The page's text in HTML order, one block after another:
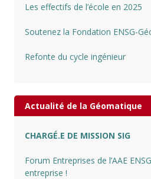
Les effectifs de l’école en 2025
Soutenez la Fondation ENSG-
Refonte du cycle ingénieur
Actualité de la Géomatique
CHARGÉ.E DE MISSION SIG
Forum Entreprises de l’AAE
entreprise !